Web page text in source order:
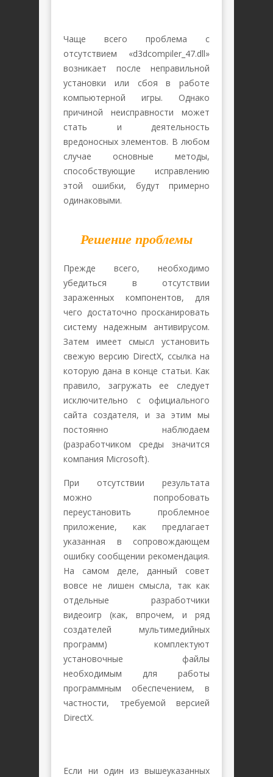
Чаще всего проблема с
отсутствием «d3dcompiler_47.dll»
возникает после неправильной
установки или сбоя в работе
компьютерной игры. Однако
причиной неисправности может
стать и деятельность
вредоносных элементов. В любом
случае основные методы,
способствующие исправлению
этой ошибки, будут примерно
одинаковыми.
Решение проблемы
Прежде всего, необходимо
убедиться в отсутствии
зараженных компонентов, для
чего достаточно просканировать
систему надежным антивирусом.
Затем имеет смысл установить
свежую версию DirectX, ссылка на
которую дана в конце статьи. Как
правило, загружать ее следует
исключительно с официального
сайта создателя, и за этим мы
постоянно наблюдаем
(разработчиком среды значится
компания Microsoft).
При отсутствии результата
можно попробовать
переустановить проблемное
приложение, как предлагает
указанная в сопровождающем
ошибку сообщении рекомендация.
На самом деле, данный совет
вовсе не лишен смысла, так как
отдельные разработчики
видеоигр (как, впрочем, и ряд
создателей мультимедийных
программ) комплектуют
установочные файлы
необходимым для работы
программным обеспечением, в
частности, требуемой версией
DirectX.
Если ни один из вышеуказанных